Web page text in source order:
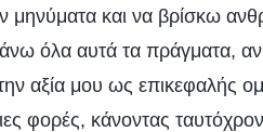
μηνύματα και να βρίσκω
όλα αυτά τα πράγματα, αν
την αξία μου ως
φορές, κάνοντας